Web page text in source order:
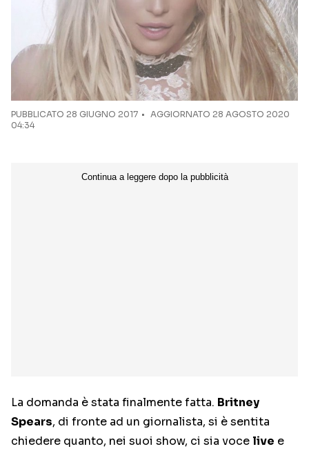
PUBBLICATO 28 GIUGNO 2017
AGGIORNATO 28 AGOSTO 2020
04:34
La domanda è stata finalmente fatta. Britney
Spears, di fronte ad un giornalista, si è sentita
chiedere quanto, nei suoi show, ci sia voce live e